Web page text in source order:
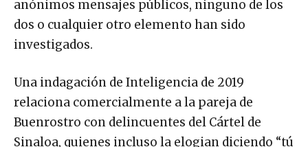
anónimos mensajes públicos, ninguno de los
dos o cualquier otro elemento han sido
investigados.
Una indagación de Inteligencia de 2019
relaciona comercialmente a la pareja de
Buenrostro con delincuentes del Cártel de
Sinaloa, quienes incluso la elogian diciendo “tú